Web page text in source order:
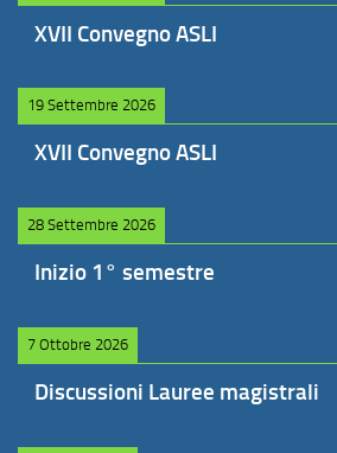
XVII Convegno ASLI
19 Settembre 2026
XVII Convegno ASLI
28 Settembre 2026
Inizio 1° semestre
7 Ottobre 2026
Discussioni Lauree magistrali